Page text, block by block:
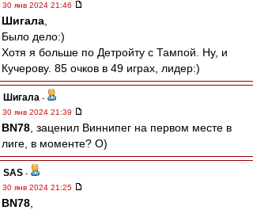
30 янв 2024 21:46
Шигала
Было дело:)
Хотя я больше по Детройту с Тампой. Ну, и
Кучерову. 85 очков в 49 играх, лидер:)
Шигала -
30 янв 2024 21:39
BN78 , заценил Виннипег на первом месте в
лиге, в моменте? О)
SAS -
30 янв 2024 21:25
BN78